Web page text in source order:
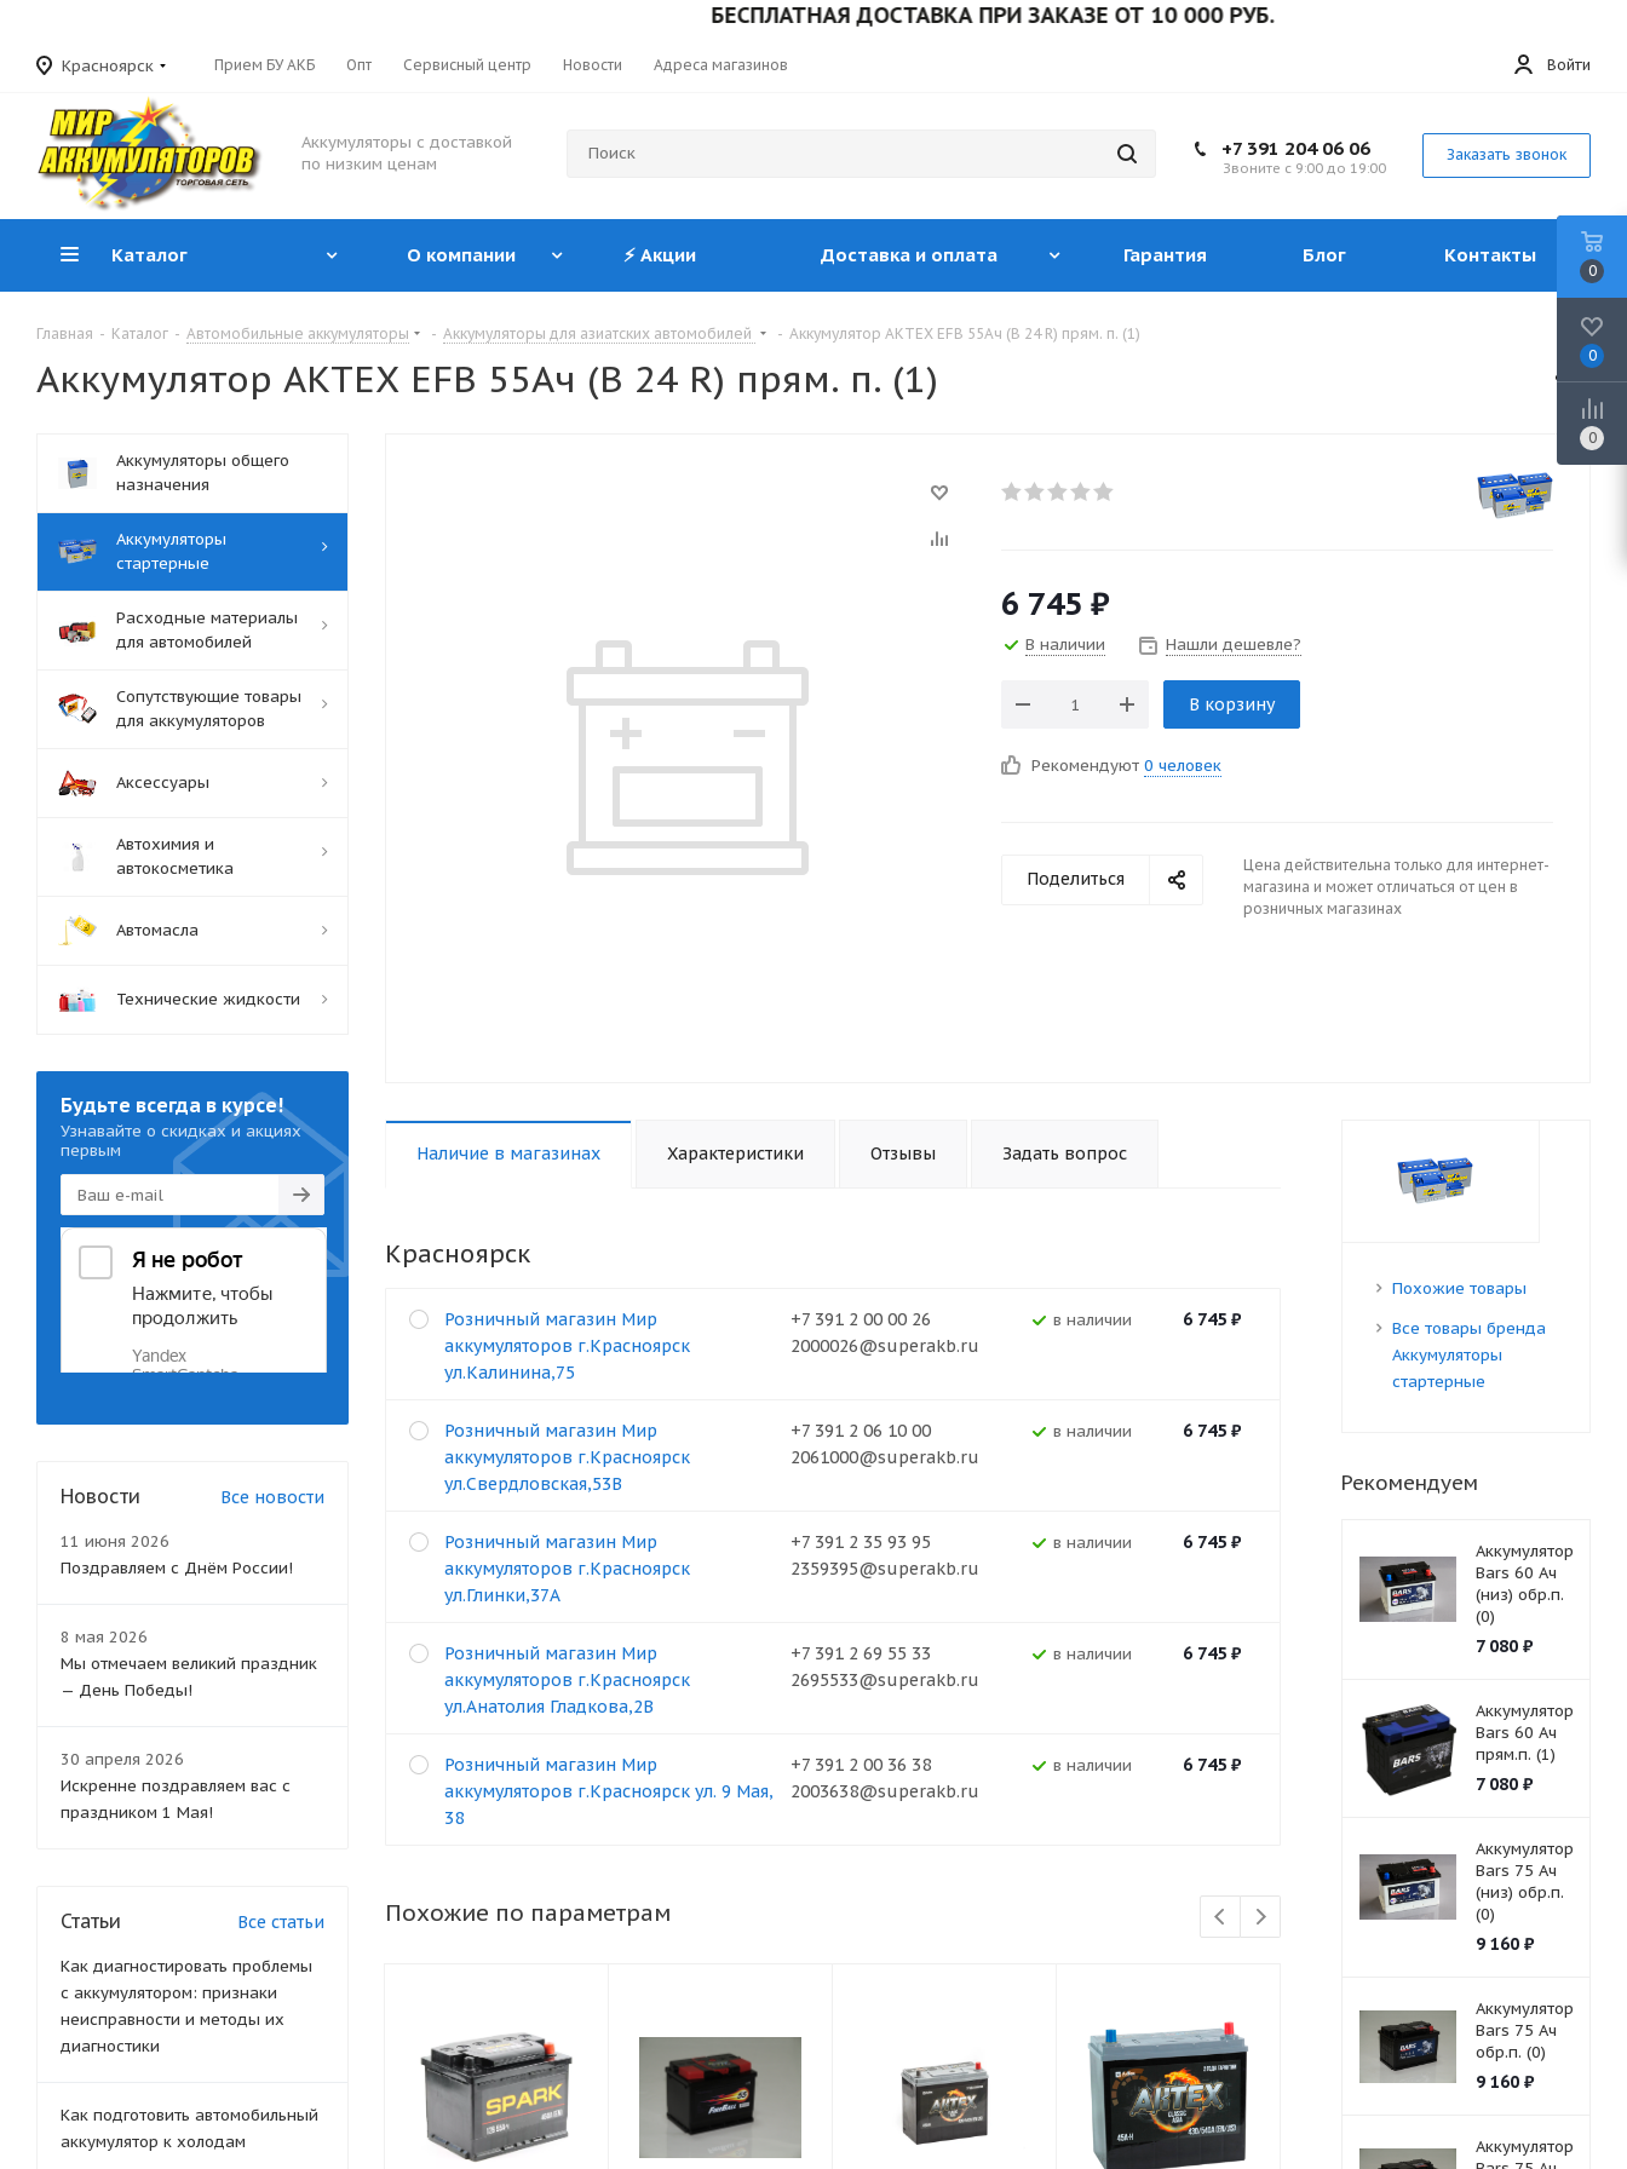
БЕСПЛАТНАЯ ДОСТАВКА ПРИ ЗАКАЗЕ ОТ 10 000 РУБ.
Красноярск Прием БУ АКБ Опт Сервисный центр Новости Адреса магазинов Войти
Аккумуляторы с доставкой
по низким ценам
+7 391 204 06 06
Звоните с 9:00 до 19:00
Заказать звонок
Каталог О компании ⚡ Акции Доставка и оплата Гарантия Блог Контакты
Главная - Каталог - Автомобильные аккумуляторы - Аккумуляторы для азиатских автомобилей - Аккумулятор АКТЕХ EFB 55Ач (В 24 R) прям. п. (1)
Аккумулятор АКТЕХ EFB 55Ач (В 24 R) прям. п. (1)
6 745 ₽
В наличии Нашли дешевле?
В корзину
Рекомендуют 0 человек
Поделиться
Цена действительна только для интернет-
магазина и может отличаться от цен в
розничных магазинах
Наличие в магазинах Характеристики Отзывы Задать вопрос
Красноярск
+7 391 2 00 00 26
2000026@superakb.ru
В наличии 6 745₽
Розничный магазин Мир
аккумуляторов г.Красноярск
ул.Калинина,75
+7 391 2 06 10 00
2061000@superakb.ru
В наличии 6 745₽
Розничный магазин Мир
аккумуляторов г.Красноярск
ул.Свердловская,53В
+7 391 2 35 93 95
2359395@superakb.ru
В наличии 6 745₽
Розничный магазин Мир
аккумуляторов г.Красноярск
ул.Глинки,37А
+7 391 2 69 55 33
2695533@superakb.ru
В наличии 6 745₽
Розничный магазин Мир
аккумуляторов г.Красноярск
ул.Анатолия Гладкова,2В
+7 391 2 00 36 38
2003638@superakb.ru
В наличии 6 745₽
Розничный магазин Мир
аккумуляторов г.Красноярск ул. 9 Мая,
38
Похожие по параметрам
Похожие товары
Все товары бренда
Аккумуляторы
стартерные
Рекомендуем
Аккумулятор
Bars 60 Ач
(низ) обр.п.
(0)
7 080₽
Аккумулятор
Bars 60 Ач
прям.п. (1)
7 080₽
Аккумулятор
Bars 75 Ач
(низ) обр.п.
(0)
9 160₽
Аккумулятор
Bars 75 Ач
обр.п. (0)
9 160₽
Аккумулятор
Аккумуляторы общего
назначения
Аккумуляторы
стартерные
Расходные материалы
для автомобилей
Сопутствующие товары
для аккумуляторов
Аксессуары
Автохимия и
автокосметика
Автомасла
Технические жидкости
Будьте всегда в курсе!
Узнавайте о скидках и акциях
первым
Новости Все новости
11 июня 2026
Поздравляем с Днём России!
8 мая 2026
Мы отмечаем великий праздник
— День Победы!
30 апреля 2026
Искренне поздравляем вас с
праздником 1 Мая!
Статьи Все статьи
Как диагностировать проблемы
с аккумулятором: признаки
неисправности и методы их
диагностики
Как подготовить автомобильный
аккумулятор к холодам
0
0
0